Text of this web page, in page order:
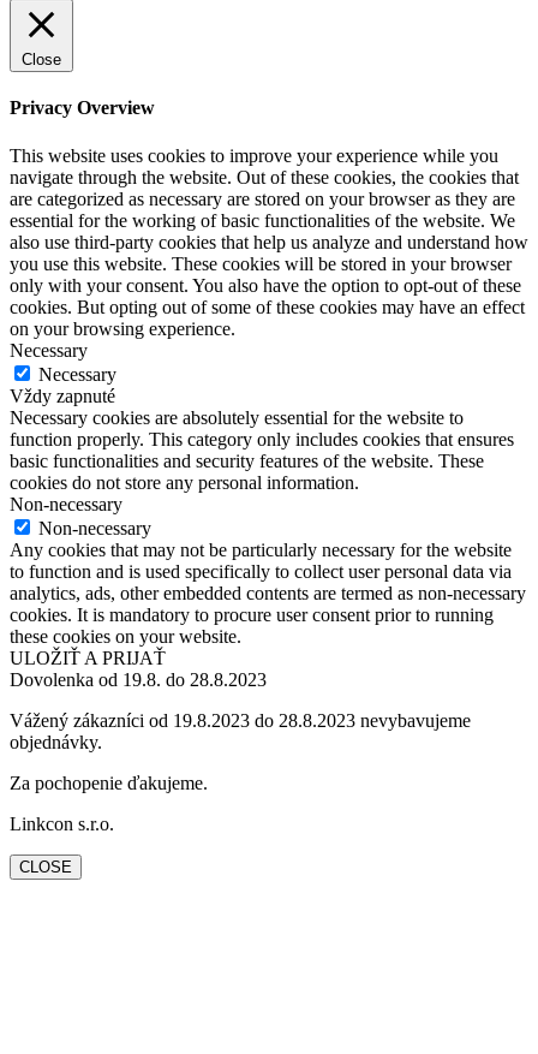
Close
Privacy Overview
This website uses cookies to improve your experience while you
navigate through the website. Out of these cookies, the cookies that
are categorized as necessary are stored on your browser as they are
essential for the working of basic functionalities of the website. We
also use third-party cookies that help us analyze and understand how
you use this website. These cookies will be stored in your browser
only with your consent. You also have the option to opt-out of these
cookies. But opting out of some of these cookies may have an effect
on your browsing experience.
Necessary
Necessary
Vždy zapnuté
Necessary cookies are absolutely essential for the website to
function properly. This category only includes cookies that ensures
basic functionalities and security features of the website. These
cookies do not store any personal information.
Non-necessary
Non-necessary
Any cookies that may not be particularly necessary for the website
to function and is used specifically to collect user personal data via
analytics, ads, other embedded contents are termed as non-necessary
cookies. It is mandatory to procure user consent prior to running
these cookies on your website.
ULOŽIŤ A PRIJAŤ
Dovolenka od 19.8. do 28.8.2023
Vážený zákazníci od 19.8.2023 do 28.8.2023 nevybavujeme
objednávky.
Za pochopenie ďakujeme.
Linkcon s.r.o.
CLOSE